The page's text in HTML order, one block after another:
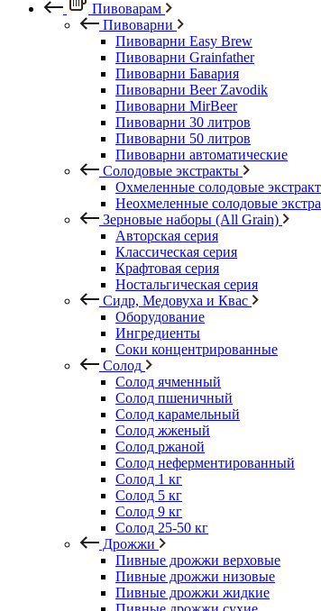
Пивоварам
Пивоварни
Пивоварни Easy Brew
Пивоварни Grainfather
Пивоварни Бавария
Пивоварни Beer Zavodik
Пивоварни MirBeer
Пивоварни 30 литров
Пивоварни 50 литров
Пивоварни автоматические
Солодовые экстракты
Охмеленные солодовые
Неохмеленные солодовые
Зерновые наборы (All Grain)
Авторская серия
Классическая серия
Крафтовая серия
Ностальгическая серия
Сидр, Медовуха и Квас
Оборудование
Ингредиенты
Соки концентрированные
Солод
Солод ячменный
Солод пшеничный
Солод карамельный
Солод жженый
Солод ржаной
Солод неферментированный
Солод 1 кг
Солод 5 кг
Солод 9 кг
Солод 25-50 кг
Дрожжи
Пивные дрожжи верховые
Пивные дрожжи низовые
Пивные дрожжи жидкие